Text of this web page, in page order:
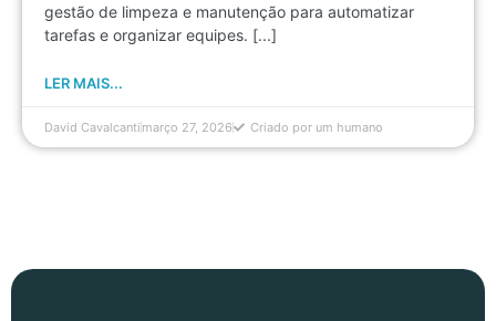
gestão de limpeza e manutenção para automatizar
tarefas e organizar equipes. [...]
LER MAIS...
David Cavalcanti março 27, 2026 Criado por um humano